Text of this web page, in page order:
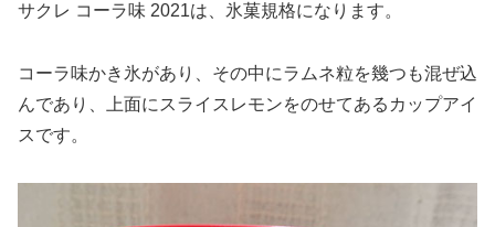
サクレ コーラ味 2021は、氷菓規格になります。
コーラ味かき氷があり、その中にラムネ粒を幾つも混ぜ込
んであり、上面にスライスレモンをのせてあるカップアイ
スです。